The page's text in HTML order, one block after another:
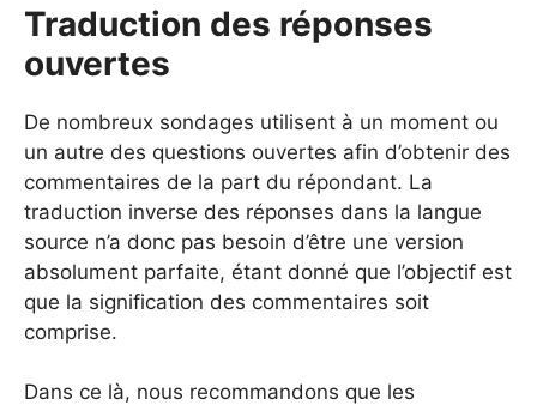
Traduction des réponses
ouvertes
De nombreux sondages utilisent à un moment ou
un autre des questions ouvertes afin d’obtenir des
commentaires de la part du répondant. La
traduction inverse des réponses dans la langue
source n’a donc pas besoin d’être une version
absolument parfaite, étant donné que l’objectif est
que la signification des commentaires soit
comprise.
Dans ce là, nous recommandons que les